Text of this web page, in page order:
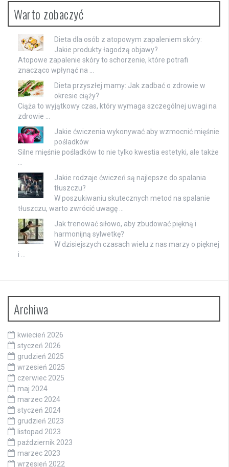
Warto zobaczyć
Dieta dla osób z atopowym zapaleniem skóry:
Jakie produkty łagodzą objawy?
Atopowe zapalenie skóry to schorzenie, które potrafi
znacząco wpłynąć na …
Dieta przyszłej mamy: Jak zadbać o zdrowie w
okresie ciąży?
Ciąża to wyjątkowy czas, który wymaga szczególnej uwagi na
zdrowie …
Jakie ćwiczenia wykonywać aby wzmocnić mięśnie
pośladków
Silne mięśnie pośladków to nie tylko kwestia estetyki, ale także
Jakie rodzaje ćwiczeń są najlepsze do spalania
tłuszczu?
W poszukiwaniu skutecznych metod na spalanie
tłuszczu, warto zwrócić uwagę …
Jak trenować siłowo, aby zbudować piękną i
harmonijną sylwetkę?
W dzisiejszych czasach wielu z nas marzy o pięknej
i …
Archiwa
kwiecień 2026
styczeń 2026
grudzień 2025
wrzesień 2025
czerwiec 2025
maj 2024
marzec 2024
styczeń 2024
grudzień 2023
listopad 2023
październik 2023
marzec 2023
wrzesień 2022